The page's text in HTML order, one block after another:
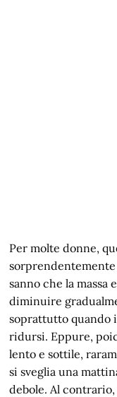
Per molte donne,
sanno che la massa
diminuire
soprattutto quando
ridursi. Eppure,
lento e sottile,
si sveglia una
debole. Al